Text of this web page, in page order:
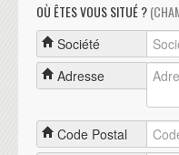
OÙ ÊTES VOUS SITUÉ ?
Société
Adresse
Code Postal